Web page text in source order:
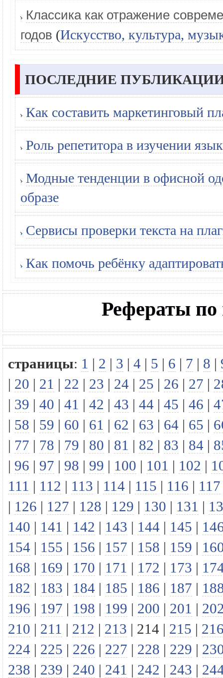
Классика как отражение
годов (Искусство, культура,
ПОСЛЕДНИЕ
Как составить маркетинговый
Роль репетитора в изучении
Модные тенденции в офисной
образе
Сервисы проверки текста на
Как помочь ребёнку
Рефераты по
страницы: 1 | 2 | 3 | 4 | 5 | 6 | 7 | 8 |
| 20 | 21 | 22 | 23 | 24 | 25 | 26 | 27 |
| 39 | 40 | 41 | 42 | 43 | 44 | 45 | 46 |
| 58 | 59 | 60 | 61 | 62 | 63 | 64 | 65 |
| 77 | 78 | 79 | 80 | 81 | 82 | 83 | 84 |
| 96 | 97 | 98 | 99 | 100 | 101 | 102 |
111 | 112 | 113 | 114 | 115 | 116 | 117
| 126 | 127 | 128 | 129 | 130 | 131 |
140 | 141 | 142 | 143 | 144 | 145 |
154 | 155 | 156 | 157 | 158 | 159 |
168 | 169 | 170 | 171 | 172 | 173 |
182 | 183 | 184 | 185 | 186 | 187 |
196 | 197 | 198 | 199 | 200 | 201 |
210 | 211 | 212 | 213 | 214 | 215 |
224 | 225 | 226 | 227 | 228 | 229 |
238 | 239 | 240 | 241 | 242 | 243 |